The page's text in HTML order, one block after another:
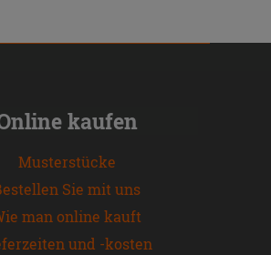
kaufen
Musterstücke
Sie mit uns
man online kauft
und -kosten